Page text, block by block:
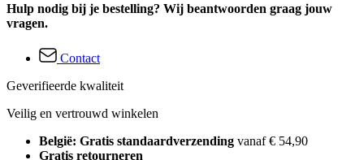
Hulp nodig bij je bestelling? Wij beantwoorden graag jouw
vragen.
Contact
Geverifieerde kwaliteit
Veilig en vertrouwd winkelen
België: Gratis standaardverzending vanaf € 54,90
Gratis retourneren